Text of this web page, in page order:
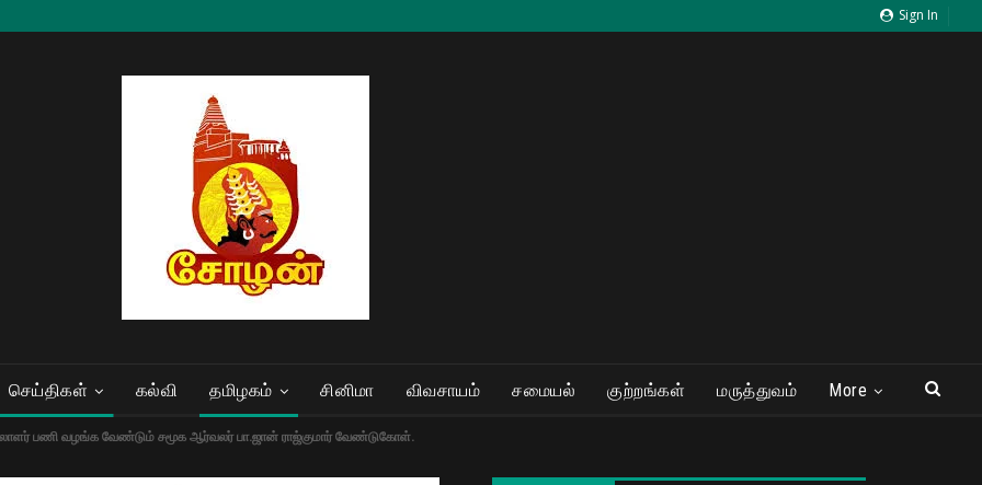
Sign In
செய்திகள் கல்வி தமிழகம் சினிமா விவசாயம் சமையல் குற்றங்கள் மருத்துவம் More
பணி வழங்க வேண்டும் சமூக ஆர்வலர் பா.ஜான் ராஜ்குமார் வேண்டுகோள்.